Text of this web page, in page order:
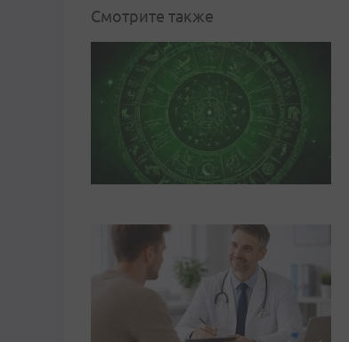
Смотрите также